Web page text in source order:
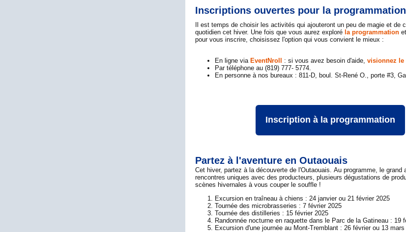
Inscriptions ouvertes pour la
Il est temps de choisir les activités qui ajouteront un peu de magie et de
quotidien cet hiver. Une fois que vous aurez exploré la programmation
pour vous inscrire, choisissez l'option qui vous convient le mieux :
En ligne via EventNroll : si vous avez besoin d'aide, visionnez le
Par téléphone au (819) 777- 5774.
En personne à nos bureaux : 811-D, boul. St-René O., porte #3,
Inscription à la programmation
Partez à l'aventure en Outaouais
Cet hiver, partez à la découverte de l'Outaouais. Au programme, le grand
rencontres uniques avec des producteurs, plusieurs dégustations de
scènes hivernales à vous couper le souffle !
Excursion en traîneau à chiens : 24 janvier ou 21 février 2025
Tournée des microbrasseries : 7 février 2025
Tournée des distilleries : 15 février 2025
Randonnée nocturne en raquette dans le Parc de la Gatineau : 19
Excursion d'une journée au Mont-Tremblant : 26 février ou 13 mars